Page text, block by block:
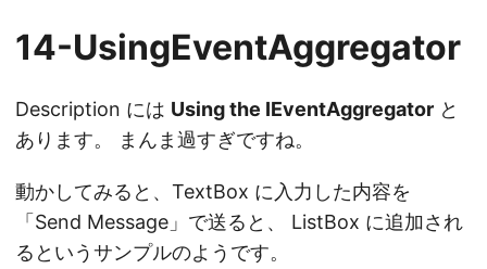
14-UsingEventAggregator
Description には Using the IEventAggregator と
あります。 まんま過すぎですね。
動かしてみると、TextBox に入力した内容を
「Send Message」で送ると、 ListBox に追加され
るというサンプルのようです。